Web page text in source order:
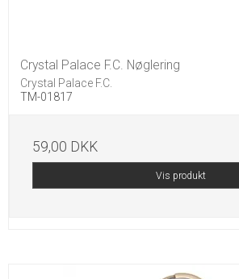
Crystal Palace F.C. Nøglering
Crystal Palace F.C.
TM-01817
59,00 DKK
Vis produkt